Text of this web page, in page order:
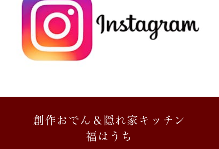
創作おでん＆隠れ家キッチン
福はうち